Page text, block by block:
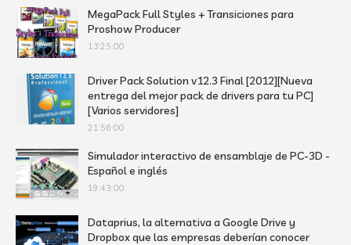
MegaPack Full Styles + Transiciones para
Proshow Producer
13:25:00
Driver Pack Solution v12.3 Final [2012][Nueva
entrega del mejor pack de drivers para tu PC]
[Varios servidores]
21:56:00
Simulador interactivo de ensamblaje de PC-3D -
Español e inglés
19:43:00
Dataprius, la alternativa a Google Drive y
Dropbox que las empresas deberían conocer